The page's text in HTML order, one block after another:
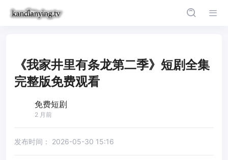
《我家井里有条龙第二季》短剧全集
完整版免费观看
免费短剧
2 月前
发布时间： 2026-05-30 15:16